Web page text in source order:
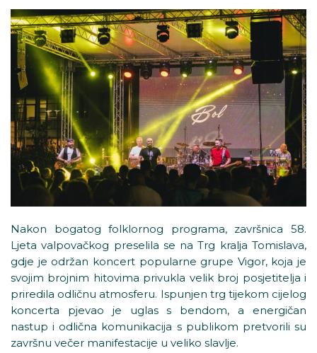
Nakon bogatog folklornog programa, završnica 58.
Ljeta valpovačkog preselila se na Trg kralja Tomislava,
gdje je održan koncert popularne grupe Vigor, koja je
svojim brojnim hitovima privukla velik broj posjetitelja i
priredila odličnu atmosferu. Ispunjen trg tijekom cijelog
koncerta pjevao je uglas s bendom, a energičan
nastup i odlična komunikacija s publikom pretvorili su
završnu večer manifestacije u veliko slavlje.